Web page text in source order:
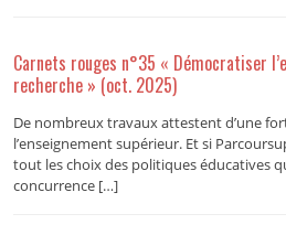
Carnets rouges n°35 « Démocratiser
recherche » (oct. 2025)
De nombreux travaux attestent d’une
l’enseignement supérieur. Et si
tout les choix des politiques éducatives
concurrence […]